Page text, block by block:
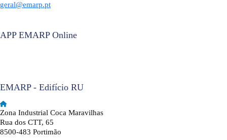
geral@emarp.pt
APP EMARP Online
EMARP - Edifício RU
Zona Industrial Coca Maravilhas
Rua dos CTT, 65
8500-483 Portimão